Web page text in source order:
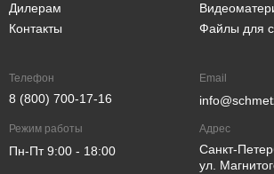
Дилерам
Контакты
Файлы для
Телефон
8 (800) 700-17-16
Email
Режим работы
Пн-Пт 9:00 - 18:00
Адрес
Санкт-
ул.